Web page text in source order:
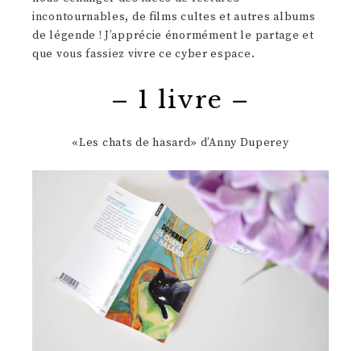
incontournables, de films cultes et autres albums
de légende ! J’apprécie énormément le partage et
que vous fassiez vivre ce cyber espace.
– 1 livre –
«Les chats de hasard» d’Anny Duperey